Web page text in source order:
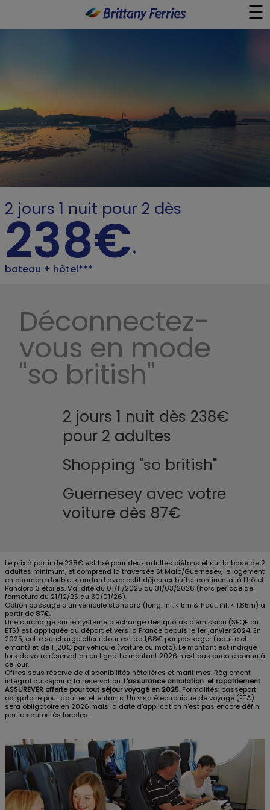
☰
×
Guides de Voyage
À Bord
Liens Utiles
2 jours 1 nuit pour 2 dès
238€*
bateau + hôtel***
Déconnectez-
vous en mode
"so british"
2 jours 1 nuit dès 238€
pour 2 adultes
Shopping "so british"
Guernesey avec votre
voiture dès 87€
Le prix à partir de 238€ est fixé pour deux adultes piétons et sur la base de 2
adultes minimum, et comprend la traversée St Malo/Guernesey, le logement
en chambre double standard avec petit déjeuner buffet continental à l'hôtel
Pandora 3 étoiles. Validité du 01/11/2025 au 31/03/2026 (hors période de
fermeture du 21/12/25 au 30/01/26).
Option passage d’un véhicule standard (long. inf. < 5m & haut. inf. < 1.85m) à
partir de 87€.
Une surcharge sur le système d'échange des quotas d'émission (SEQE ou
ETS) est appliquée au départ et vers la France depuis le 1er janvier 2024. En
2025, cette surcharge aller retour est de 1,68€ par passager (adulte et
enfant) et de 11,20€ par véhicule (voiture ou moto). Le montant est indiqué
lors de votre réservation en ligne. Le montant 2026 n'est pas encore connu à
ce jour.
Offres sous réserve de disponibilités hôtelières et maritimes. Règlement
intégral du séjour à la réservation. L'assurance annulation et rapatriement
ASSUREVER offerte pour tout séjour voyagé en 2025. Formalités: passeport
obligatoire pour adultes et enfants. Un visa électronique de voyage (ETA)
sera obligatoire en 2026 mais la date d'application n'est pas encore défini
par les autorités locales.